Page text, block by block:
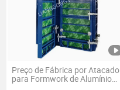
Preço de Fábrica por Atacado
para Formwork de Alumínio